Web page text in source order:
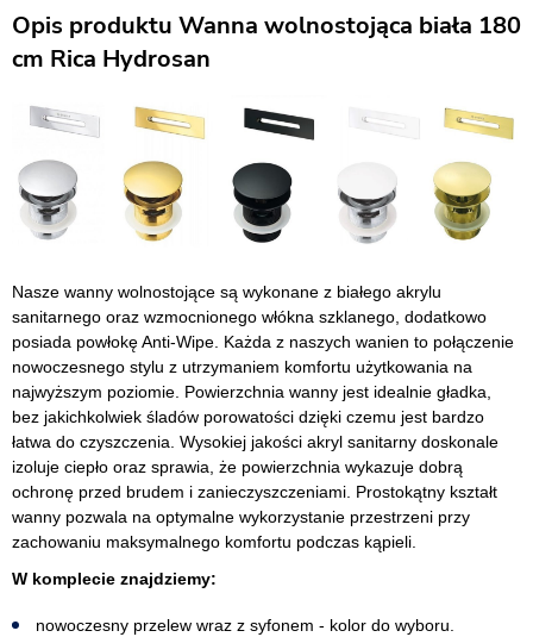
Opis produktu Wanna wolnostojąca biała 180
cm Rica Hydrosan
Nasze wanny wolnostojące są wykonane z białego akrylu
sanitarnego oraz wzmocnionego włókna szklanego, dodatkowo
posiada powłokę Anti-Wipe. Każda z naszych wanien to połączenie
nowoczesnego stylu z utrzymaniem komfortu użytkowania na
najwyższym poziomie. Powierzchnia wanny jest idealnie gładka,
bez jakichkolwiek śladów porowatości dzięki czemu jest bardzo
łatwa do czyszczenia. Wysokiej jakości akryl sanitarny doskonale
izoluje ciepło oraz sprawia, że powierzchnia wykazuje dobrą
ochronę przed brudem i zanieczyszczeniami. Prostokątny kształt
wanny pozwala na optymalne wykorzystanie przestrzeni przy
zachowaniu maksymalnego komfortu podczas kąpieli.
W komplecie znajdziemy:
nowoczesny przelew wraz z syfonem - kolor do wyboru.